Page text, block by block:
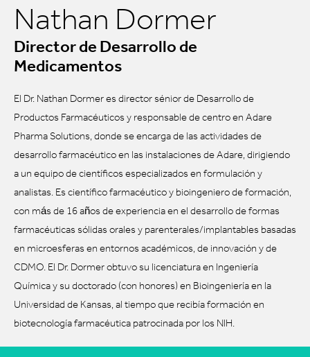
Nathan Dormer
Director de Desarrollo de
Medicamentos
El Dr. Nathan Dormer es director sénior de Desarrollo de
Productos Farmacéuticos y responsable de centro en Adare
Pharma Solutions, donde se encarga de las actividades de
desarrollo farmacéutico en las instalaciones de Adare, dirigiendo
a un equipo de científicos especializados en formulación y
analistas. Es científico farmacéutico y bioingeniero de formación,
con más de 16 años de experiencia en el desarrollo de formas
farmacéuticas sólidas orales y parenterales/implantables basadas
en microesferas en entornos académicos, de innovación y de
CDMO. El Dr. Dormer obtuvo su licenciatura en Ingeniería
Química y su doctorado (con honores) en Bioingeniería en la
Universidad de Kansas, al tiempo que recibía formación en
biotecnología farmacéutica patrocinada por los NIH.